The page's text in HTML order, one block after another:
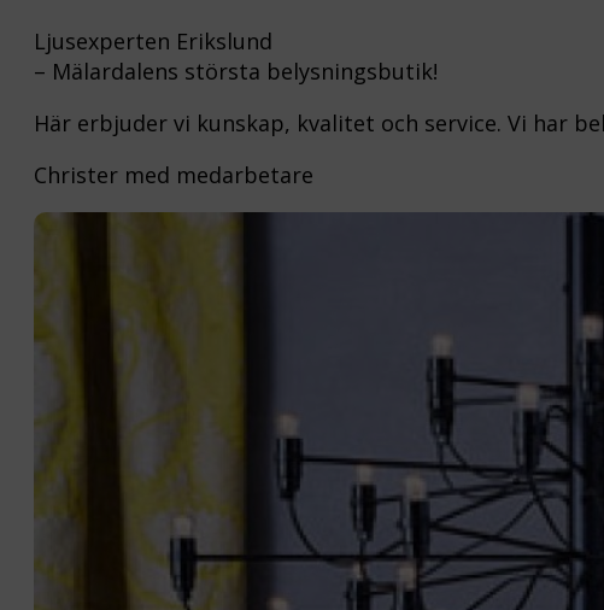
Ljusexperten Erikslund
– Mälardalens största belysningsbutik!
Här erbjuder vi kunskap, kvalitet och service. Vi har
Christer med medarbetare